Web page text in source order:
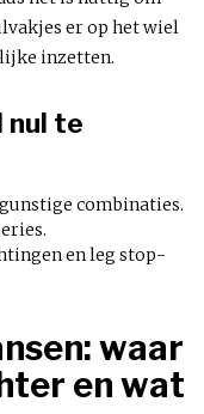
er op het wiel
inzetten.
nul te
combinaties.
en leg stop-
waar
en wat